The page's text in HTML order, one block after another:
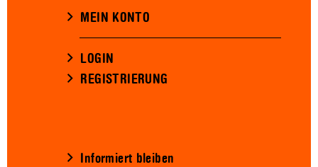
MEIN KONTO
LOGIN
REGISTRIERUNG
Informiert bleiben